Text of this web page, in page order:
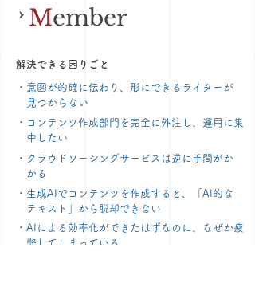
› Member
解決できる困りごと
・ 意図が的確に伝わり、形にできるライターが
見つからない
・
コンテンツ作成部門を完全に外注し、運用に集
中したい
・ クラウドソーシングサービスは逆に手間がか
かる
・ 生成​AIでコンテンツを作成すると、「AI的な
テキスト」から脱却できない
・ ​AIによる効率化ができたはずなのに、なぜか疲
弊してしまっている